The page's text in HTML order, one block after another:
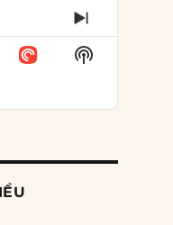
cuộc gặp với
đầu tư mạo
NEXT
EPISODE
Show
Podcast